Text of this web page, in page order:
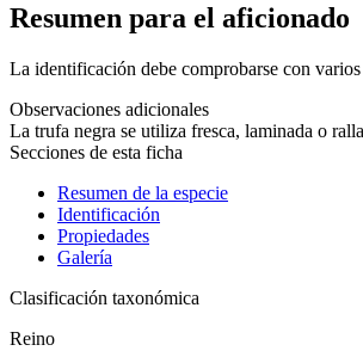
Resumen para el aficionado
La identificación debe comprobarse con
Observaciones adicionales
La trufa negra se utiliza fresca, laminada o
Secciones de esta ficha
Resumen de la especie
Identificación
Propiedades
Galería
Clasificación taxonómica
Reino